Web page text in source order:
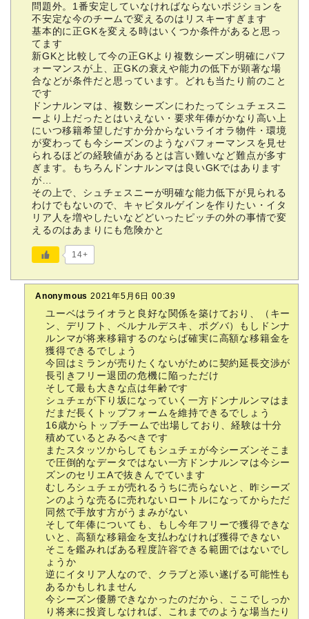
問題外。1番安定していなければならないポジションを
不安定な今のチームで変えるのはリスキーすぎます
基本的に正GKを変える時はいくつか条件があると思っ
てます
新GKと比較して今の正GKより複数シーズン明確にパフ
ォーマンスが上、正GKの衰えや能力の低下が顕著な場
合などが条件だと思っています。どれも当たり前のこと
です
ドンナルンマは、複数シーズンにわたってシュチェスニ
ーより上だったとはいえない・要求年俸がかなり高い上
にいつ移籍希望しだすか分からないライオラ物件・環境
が変わっても今シーズンのようなパフォーマンスを見せ
られるほどの経験値があるとは言い難いなど難点が多す
ぎます。もちろんドンナルンマは良いGKではあります
が…
その上で、シュチェスニーが明確な能力低下が見られる
わけでもないので、キャピタルゲインを作りたい・イタ
リア人を増やしたいなどどいったピッチの外の事情で変
えるのはあまりにも危険かと
14+
Anonymous 2021年5月6日 00:39
ユーベはライオラと良好な関係を築けており、（キー
ン、デリフト、ベルナルデスキ、ポグバ）もしドンナ
ルンマが将来移籍するのならば確実に高額な移籍金を
獲得できるでしょう
今回はミランが売りたくないがために契約延長交渉が
長引きフリー退団の危機に陥っただけ
そして最も大きな点は年齢です
シュチェが下り坂になっていく一方ドンナルンマはま
だまだ長くトップフォームを維持できるでしょう
16歳からトップチームで出場しており、経験は十分
積めているとみるべきです
またスタッツからしてもシュチェが今シーズンそこま
で圧倒的なデータではない一方ドンナルンマは今シー
ズンのセリエAで抜きんでています
むしろシュチェが売れるうちに売らないと、昨シーズ
ンのような売るに売れないロートルになってからただ
同然で手放す方がうまみがない
そして年俸についても、もし今年フリーで獲得できな
いと、高額な移籍金を支払わなければ獲得できない
そこを鑑みればある程度許容できる範囲ではないでし
ょうか
逆にイタリア人なので、クラブと添い遂げる可能性も
あるかもしれません
今シーズン優勝できなかったのだから、ここでしっか
り将来に投資しなければ、これまでのような場当たり